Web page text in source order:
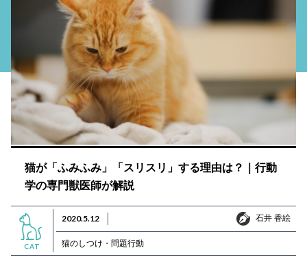
猫が「ふみふみ」「スリスリ」する理由は？｜行動
学の専門獣医師が解説
CAT
2020.5.12 石井 香絵
石井 香絵
猫のしつけ・問題行動